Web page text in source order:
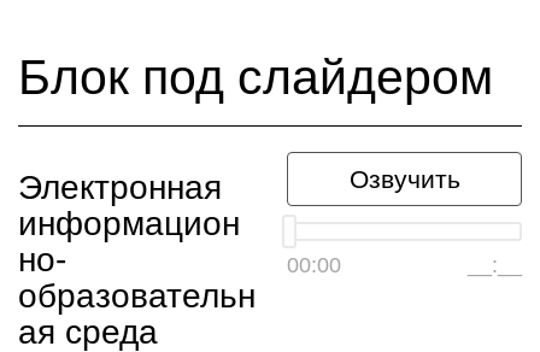
Блок под слайдером
Озвучить
00:00 __:__
Электронная
информацион
но-
образовательн
ая среда